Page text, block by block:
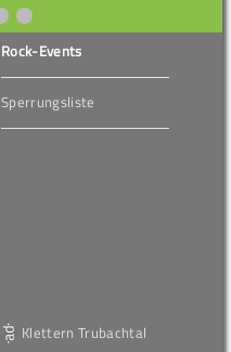
Rock-Events
Sperrungsliste
Klettern Trubachtal